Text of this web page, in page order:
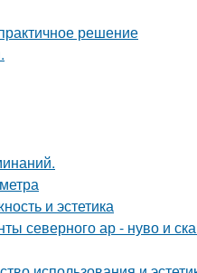
решение
и эстетика
северного ар - нуво и